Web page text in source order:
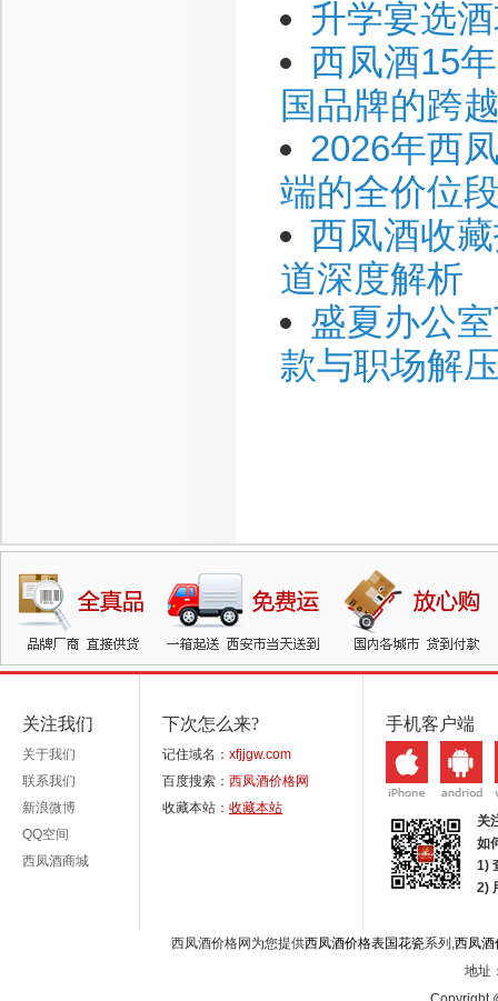
升学宴选
西凤酒15
国品牌的跨
2026年西
端的全价位
西凤酒收
道深度解析
盛夏办公
款与职场解
关注我们
关于我们
联系我们
新浪微博
QQ空间
西凤酒商城
下次怎么来?
记住域名： xfjjgw.com
百度搜索： 西凤酒价格网
收藏本站： 收藏本站
手机客户端
关
如
1)
2)
西凤酒价格网为您提供西凤酒价格表国花瓷系列,西凤酒
地址